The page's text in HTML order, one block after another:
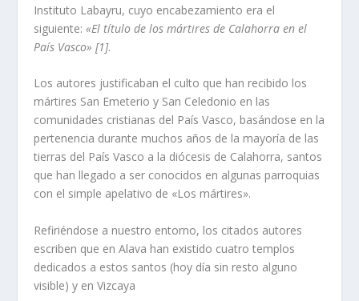
Instituto Labayru, cuyo encabezamiento era el
siguiente:«El tí­tulo de los mártires de Calahorra en el
Paí­s Vasco» [1].
Los autores justificaban el culto que han recibido los
mártires San Emeterio y San Celedonio en las
comunidades cristianas del Paí­s Vasco, basándose en la
pertenencia durante muchos años de la mayorí­a de las
tierras del Paí­s Vasco a la diócesis de Calahorra, santos
que han llegado a ser conocidos en algunas parroquias
con el simple apelativo de «Los mártires».
Refiriéndose a nuestro entorno, los citados autores
escriben que en Alava han existido cuatro templos
dedicados a estos santos (hoy dí­a sin resto alguno
visible) y en Vizcaya